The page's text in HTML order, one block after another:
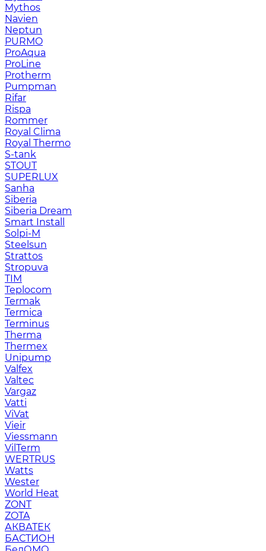
Mythos
Navien
Neptun
PURMO
ProAqua
ProLine
Protherm
Pumpman
Rifar
Rispa
Rommer
Royal Clima
Royal Thermo
S-tank
STOUT
SUPERLUX
Sanha
Siberia
Siberia Dream
Smart Install
Solpi-M
Steelsun
Strattos
Stropuva
TIM
Teplocom
Termak
Termica
Terminus
Therma
Thermex
Unipump
Valfex
Valtec
Vargaz
Vatti
ViVat
Vieir
Viessmann
VilTerm
WERTRUS
Watts
Wester
World Heat
ZONT
ZOTA
АКВАТЕК
БАСТИОН